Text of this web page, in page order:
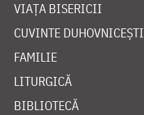
VIAȚA BISERICII
CUVINTE DUHOVNICEȘTI
FAMILIE
LITURGICĂ
BIBLIOTECĂ